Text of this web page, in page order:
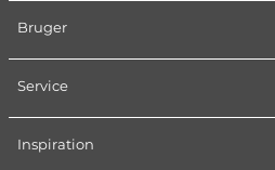
Bruger
Service
Inspiration